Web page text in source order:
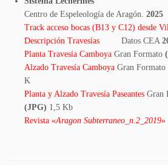
Centro de Espeleología de Aragón. 2025
Track acceso bocas (B13 y C12) desde
Descripción Travesías Datos CEA
Planta Travesía Camboya Gran Formato
Alzado Travesía Camboya Gran Formato
K
Planta y Alzado Travesía Paseantes Gran
(JPG) 1,5 Kb
Revista «Aragon Subterraneo_n.2_2019»